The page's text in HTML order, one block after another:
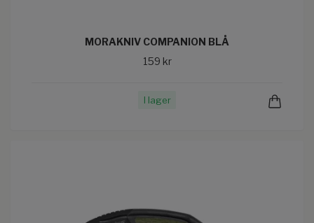
MORAKNIV COMPANION BLÅ
159 kr
I lager